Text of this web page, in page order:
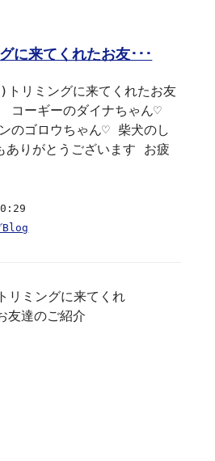
に来てくれたお友･･･
ミングに来てくれたお友
コーギーのダイナちゃん♡
のゴロウちゃん♡ 柴犬のし
ありがとうございます お疲
Blog